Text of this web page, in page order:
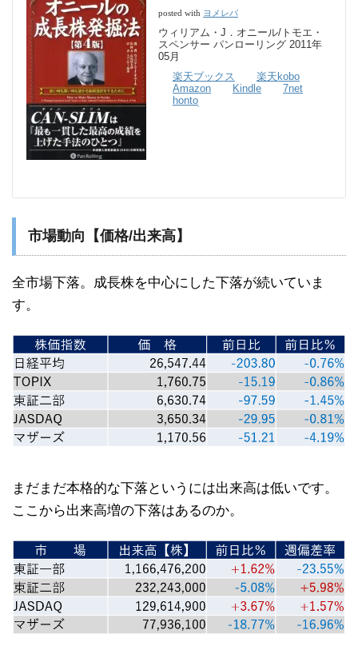
posted with ヨメレバ
ウィリアム・J．オニール/トモエ・
スペンサー パンローリング 2011年
05月
楽天ブックス
楽天kobo
Amazon
Kindle
7net
honto
市場動向【価格/出来高】
全市場下落。成長株を中心にした下落が続いていま
す。
まだまだ本格的な下落というには出来高は低いです。
ここから出来高増の下落はあるのか。